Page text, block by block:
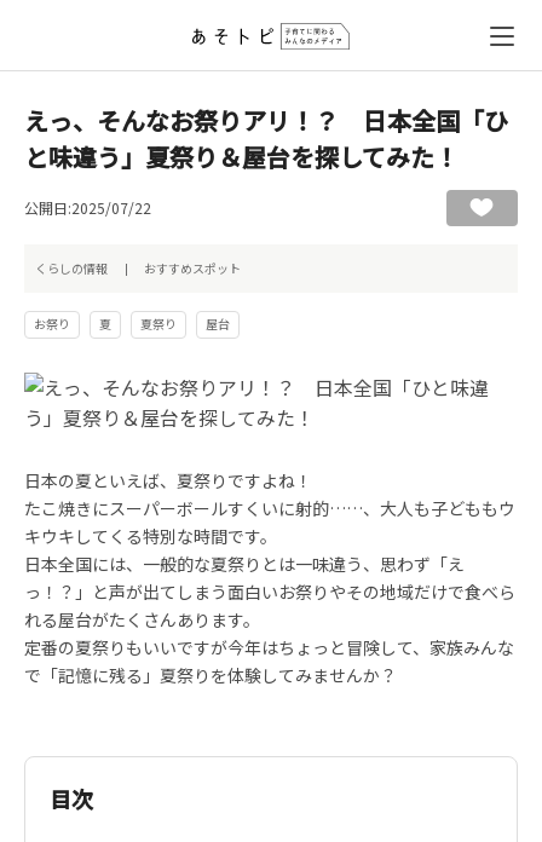
えっ、そんなお祭りアリ！？ 日本全国「ひ
と味違う」夏祭り＆屋台を探してみた！
公開日:2025/07/22
くらしの情報 おすすめスポット
お祭り 夏 夏祭り 屋台
日本の夏といえば、夏祭りですよね！
たこ焼きにスーパーボールすくいに射的……、大人も子どももウ
キウキしてくる特別な時間です。
日本全国には、一般的な夏祭りとは一味違う、思わず「え
っ！？」と声が出てしまう面白いお祭りやその地域だけで食べら
れる屋台がたくさんあります。
定番の夏祭りもいいですが今年はちょっと冒険して、家族みんな
で「記憶に残る」夏祭りを体験してみませんか？
目次